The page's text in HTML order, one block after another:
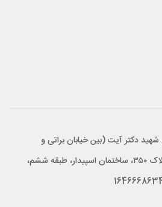
شهید دکتر آیت (بین خیابان براتی و
خیابان قاسم زاده)، پلاک ۳۵۰، ساختمان اسپیدار، طبقه ششم،